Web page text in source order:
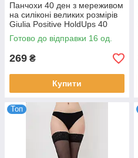
Панчохи 40 ден з мереживом
на силіконі великих розмірів
Giulia Positive HoldUps 40
чорного та бежевого кольорів
р 7 і 8
Готово до відправки 16 од.
269 ₴
Купити
Топ